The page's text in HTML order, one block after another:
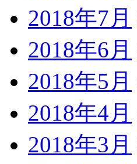
2018年7月
2018年6月
2018年5月
2018年4月
2018年3月